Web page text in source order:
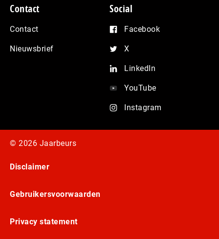
Contact
Contact
Nieuwsbrief
Social
Facebook
X
LinkedIn
YouTube
Instagram
© 2026 Jaarbeurs
Disclaimer
Gebruikersvoorwaarden
Privacy statement